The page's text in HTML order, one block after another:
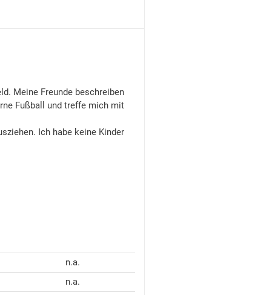
Meine Freunde beschreiben
Fußball und treffe mich mit
Ich habe keine Kinder
n.a.
n.a.